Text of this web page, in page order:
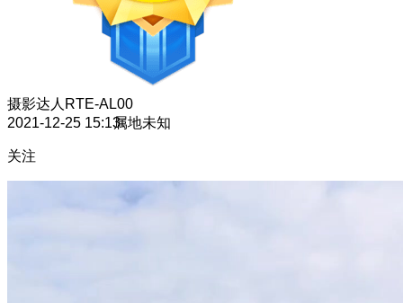
摄影达人 RTE-AL00
2021-12-25 15:13属地未知
关注